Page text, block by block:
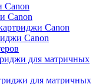
Canon
Canon
Canon
Canon
для матричных
для матричных